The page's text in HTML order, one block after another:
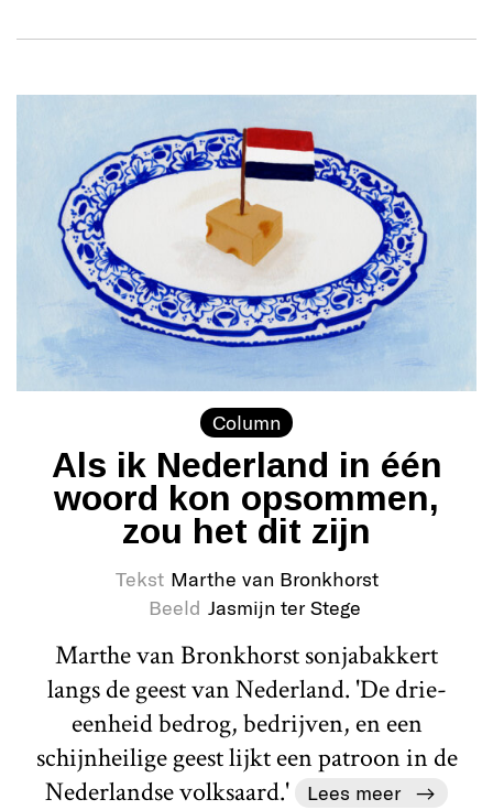
Column
Als ik Nederland in één
woord kon opsommen,
zou het dit zijn
Tekst Marthe van Bronkhorst
Beeld Jasmijn ter Stege
Marthe van Bronkhorst sonjabakkert
langs de geest van Nederland. 'De drie-
eenheid bedrog, bedrijven, en een
schijnheilige geest lijkt een patroon in de
Nederlandse volksaard.'
Lees meer